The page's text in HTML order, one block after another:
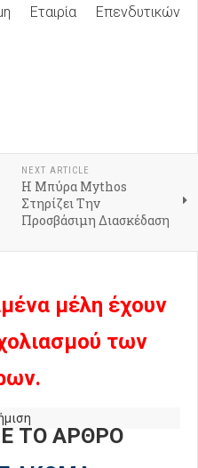
Επενδυτικών
NEXT ARTICLE
Η Μπύρα Mythos
Στηρίζει Την
Προσβάσιμη Διασκέδαση
μέλη έχουν
των
ΤΟ ΑΡΘΡΟ